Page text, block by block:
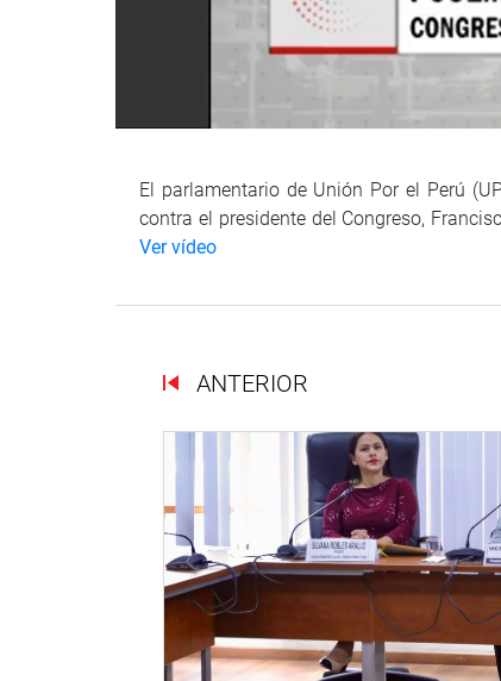
El parlamentario de Unión Por el Perú
contra el presidente del Congreso,
Ver vídeo
ANTERIOR